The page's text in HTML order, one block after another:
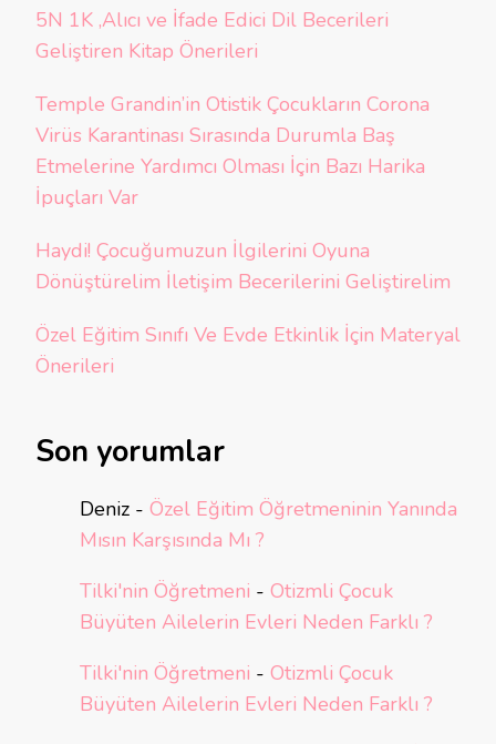
5N 1K ,Alıcı ve İfade Edici Dil Becerileri
Geliştiren Kitap Önerileri
Temple Grandin’in Otistik Çocukların Corona
Virüs Karantinası Sırasında Durumla Baş
Etmelerine Yardımcı Olması İçin Bazı Harika
İpuçları Var
Haydi! Çocuğumuzun İlgilerini Oyuna
Dönüştürelim İletişim Becerilerini Geliştirelim
Özel Eğitim Sınıfı Ve Evde Etkinlik İçin Materyal
Önerileri
Son yorumlar
Deniz - Özel Eğitim Öğretmeninin Yanında
Mısın Karşısında Mı ?
Tilki'nin Öğretmeni - Otizmli Çocuk
Büyüten Ailelerin Evleri Neden Farklı ?
Tilki'nin Öğretmeni - Otizmli Çocuk
Büyüten Ailelerin Evleri Neden Farklı ?